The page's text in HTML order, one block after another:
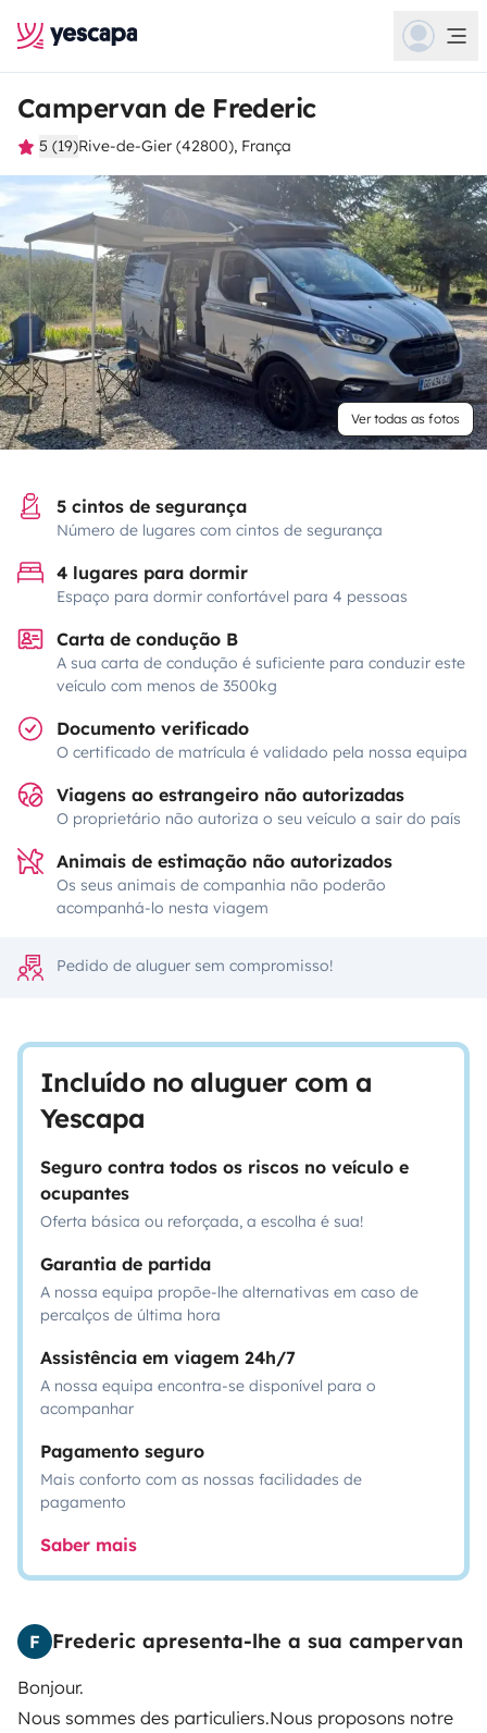
Campervan de Frederic
5 (19)Rive-de-Gier (42800), França
Ver todas as fotos
5 cintos de segurança
Número de lugares com cintos de segurança
4 lugares para dormir
Espaço para dormir confortável para 4 pessoas
Carta de condução B
A sua carta de condução é suficiente para conduzir este
veículo com menos de 3500kg
Documento verificado
O certificado de matrícula é validado pela nossa equipa
Viagens ao estrangeiro não autorizadas
O proprietário não autoriza o seu veículo a sair do país
Animais de estimação não autorizados
Os seus animais de companhia não poderão
acompanhá-lo nesta viagem
Pedido de aluguer sem compromisso!
Incluído no aluguer com a
Yescapa
Seguro contra todos os riscos no veículo e
ocupantes
Oferta básica ou reforçada, a escolha é sua!
Garantia de partida
A nossa equipa propõe-lhe alternativas em caso de
percalços de última hora
Assistência em viagem 24h/7
A nossa equipa encontra-se disponível para o
acompanhar
Pagamento seguro
Mais conforto com as nossas facilidades de
pagamento
Saber mais
F Frederic apresenta-lhe a sua campervan
Bonjour.
Nous sommes des particuliers.Nous proposons notre